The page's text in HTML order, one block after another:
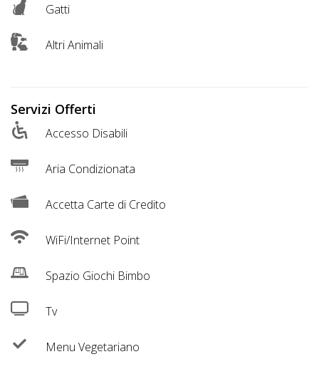
CODICE
SCONTO
Tutorial
Lavora
con
Attività
Accedi
Registrati
Gatti
Altri Animali
Servizi Offerti
Accesso Disabili
Aria Condizionata
Accetta Carte di Credito
WiFi/Internet Point
Spazio Giochi Bimbo
Tv
Menu Vegetariano